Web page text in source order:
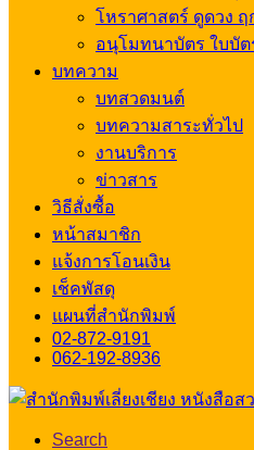
โหราศาสตร์ ดูดวง ฤ
อนุโมทนาบัตร ใบบั
บทความ
บทสวดมนต์
บทความสาระทั่วไป
งานบริการ
ข่าวสาร
วิธีสั่งซื้อ
หน้าสมาชิก
แจ้งการโอนเงิน
เช็คพัสดุ
แผนที่สำนักพิมพ์
02-872-9191
062-192-8936
Search